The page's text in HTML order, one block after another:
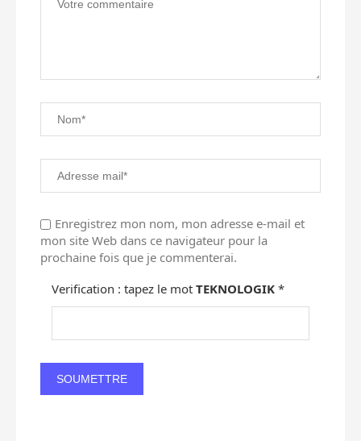
Enregistrez mon nom, mon adresse e-mail et
mon site Web dans ce navigateur pour la
prochaine fois que je commenterai.
Verification : tapez le mot TEKNOLOGIK *